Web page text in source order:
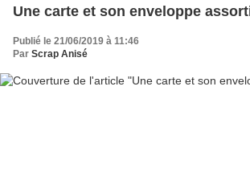
Une carte et son enveloppe
Publié le 21/06/2019 à 11:46
Par Scrap Anisé